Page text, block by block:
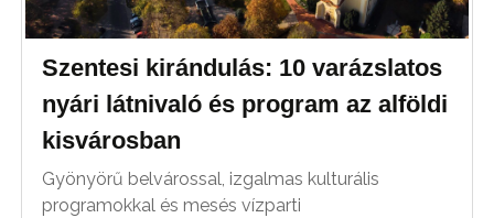
Szentesi kirándulás: 10 varázslatos
nyári látnivaló és program az alföldi
kisvárosban
Gyönyörű belvárossal, izgalmas kulturális
programokkal és mesés vízparti